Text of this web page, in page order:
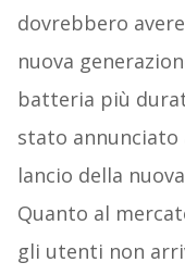
dovrebbero
nuova
batteria più
stato annunciato
lancio della
Quanto al
gli utenti non